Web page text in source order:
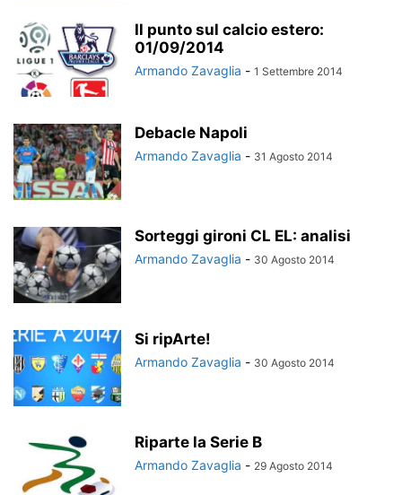
Il punto sul calcio estero:
01/09/2014
Armando Zavaglia - 1 Settembre 2014
Debacle Napoli
Armando Zavaglia - 31 Agosto 2014
Sorteggi gironi CL EL: analisi
Armando Zavaglia - 30 Agosto 2014
Si ripArte!
Armando Zavaglia - 30 Agosto 2014
Riparte la Serie B
Armando Zavaglia - 29 Agosto 2014